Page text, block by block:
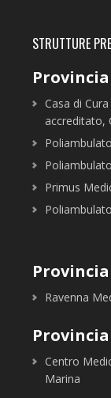
STRUTTURE
Casa di
accreditato,
Primus
Ravenna
Centro
Marina